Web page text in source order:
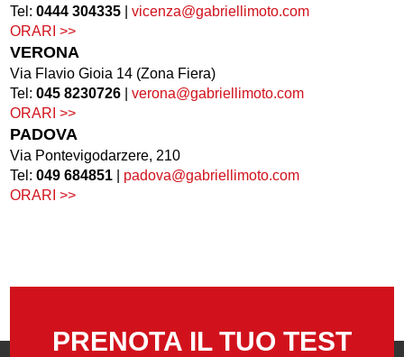
Tel:0444 304335 |vicenza@gabriellimoto.com
ORARI >>
VERONA
Via Flavio Gioia 14 (Zona Fiera)
Tel:045 8230726 |verona@gabriellimoto.com
ORARI >>
PADOVA
Via Pontevigodarzere, 210
Tel:049 684851
padova@gabriellimoto.com
ORARI >>
PRENOTA IL TUO TEST